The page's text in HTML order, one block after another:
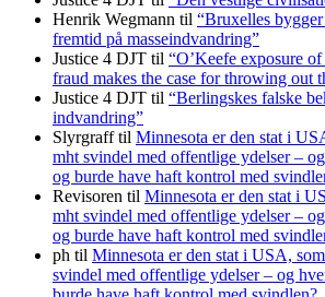
Henrik Wegmann til “Bruxelles
frem­tid på masse­indvandring”
Justice 4 DJT til “O’Keefe exposure
fraud makes the case for throwing out
Justice 4 DJT til “Berlingskes falske
indvandring”
Slyrgrafftil Minnesota er den stat i
mht svindel med offentlige ydelser –
og burde have haft kontrol med
Revisoren til Minnesota er den stat i
mht svindel med offentlige ydelser –
og burde have haft kontrol med
ph til Minnesota er den stat i USA,
svindel med offentlige ydelser – og